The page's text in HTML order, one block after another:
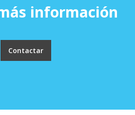
información
Contactar